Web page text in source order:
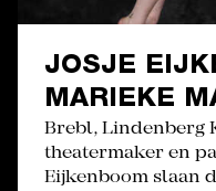
JOSJE
MARIEKE
Brebl, Lindenberg
theatermaker en
Eijkenboom slaan